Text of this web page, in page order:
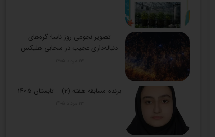
تصویر نجومی روز ناسا: گره‌های
دنباله‌داری عجیب در سحابی هلیکس
برنده مسابقه هفته (2) – تابستان 1405